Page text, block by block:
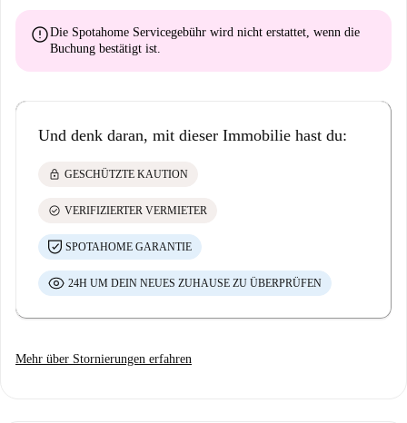
errorDie Spotahome Servicegebühr wird nicht erstattet, wenn die
Buchung bestätigt ist.
Und denk daran, mit dieser Immobilie hast du:
lock GESCHÜTZTE KAUTION
check_circle VERIFIZIERTER VERMIETER
SPOTAHOME GARANTIE
24H UM DEIN NEUES ZUHAUSE ZU ÜBERPRÜFEN
Mehr über Stornierungen erfahren